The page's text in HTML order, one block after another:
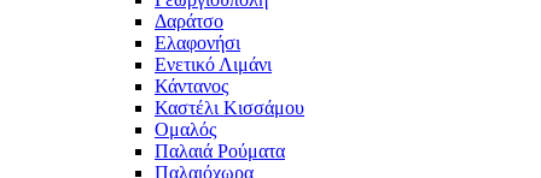
Δαράτσο
Ελαφονήσι
Ενετικό Λιμάνι
Κάντανος
Καστέλι Κισσάμου
Ομαλός
Παλαιά Ρούματα
Παλαιόχωρα